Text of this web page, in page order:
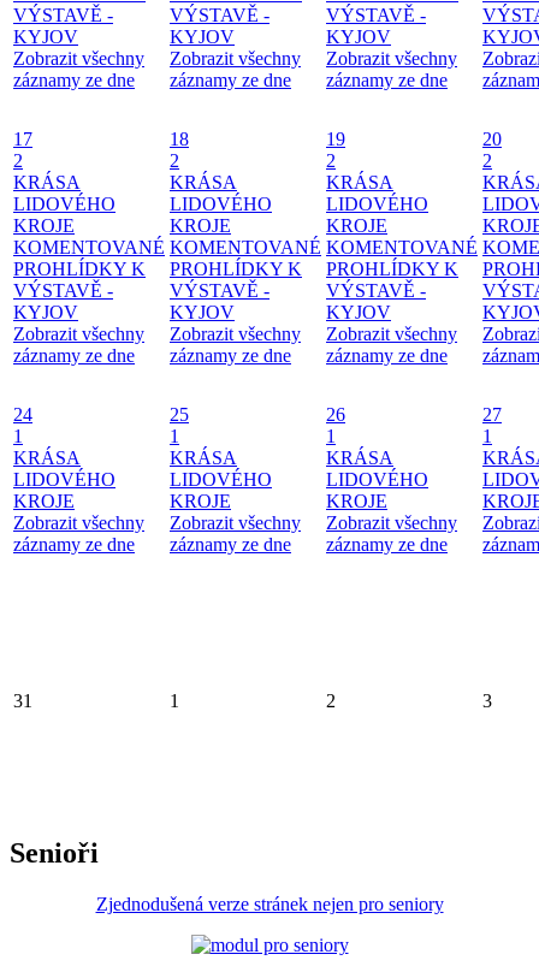
VÝSTAVĚ -
KYJOV
Zobrazit všechny
záznamy ze dne
VÝSTAVĚ -
KYJOV
Zobrazit všechny
záznamy ze dne
VÝSTAVĚ -
KYJOV
Zobrazit všechny
záznamy ze dne
17
2
KRÁSA
LIDOVÉHO
KROJE
KOMENTOVANÉ
PROHLÍDKY K
VÝSTAVĚ -
KYJOV
Zobrazit všechny
záznamy ze dne
18
2
KRÁSA
LIDOVÉHO
KROJE
KOMENTOVANÉ
PROHLÍDKY K
VÝSTAVĚ -
KYJOV
Zobrazit všechny
záznamy ze dne
19
2
KRÁSA
LIDOVÉHO
KROJE
KOMENTOVANÉ
PROHLÍDKY K
VÝSTAVĚ -
KYJOV
Zobrazit všechny
záznamy ze dne
20
2
24
1
KRÁSA
LIDOVÉHO
KROJE
Zobrazit všechny
záznamy ze dne
25
1
KRÁSA
LIDOVÉHO
KROJE
Zobrazit všechny
záznamy ze dne
26
1
KRÁSA
LIDOVÉHO
KROJE
Zobrazit všechny
záznamy ze dne
27
1
31 1 2 3
Senioři
Zjednodušená verze stránek nejen pro seniory